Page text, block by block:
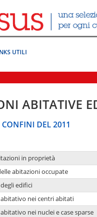
UTILI
ABITATIVE
DEL 2011
in proprietà
abitazioni occupate
edifici
nei centri abitati
nei nuclei e case sparse